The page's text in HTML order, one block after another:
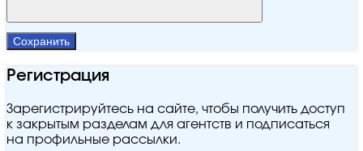
Сохранить
Регистрация
Зарегистрируйтесь на сайте, чтобы получить доступ
к закрытым разделам для агентств и подписаться
на профильные рассылки.